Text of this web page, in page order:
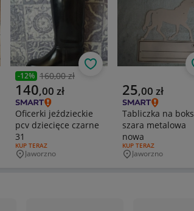
Poprzednia cena
-12% 160,00 zł
Aktualna cena
140,00 zł
Oficerki jeździeckie
pcv dziecięce czarne
31
RODZAJ OFERTY:
KUP TERAZ
Miejscowość
Jaworzno
Obserwuj
Aktualna cena
25,00 zł
Tabliczka na boks
szara metalowa
nowa
RODZAJ OFERTY:
KUP TERAZ
Miejscowość
Jaworzno